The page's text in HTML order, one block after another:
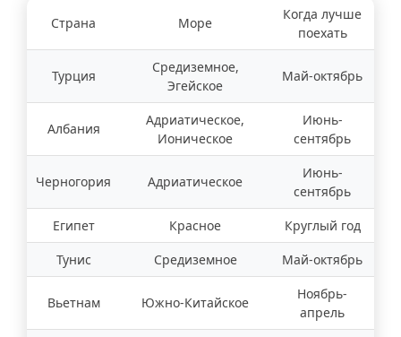
Страна Море
Когда лучше
поехать
Турция
Средиземное,
Эгейское
Май-октябрь
Албания
Адриатическое,
Ионическое
Июнь-
сентябрь
Черногория Адриатическое
Июнь-
сентябрь
Египет
Красное
Круглый год
Тунис
Средиземное Май-октябрь
Вьетнам Южно-Китайское
Ноябрь-
апрель